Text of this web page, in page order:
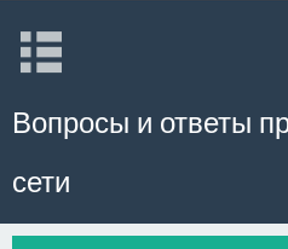
Вопросы и ответы
сети